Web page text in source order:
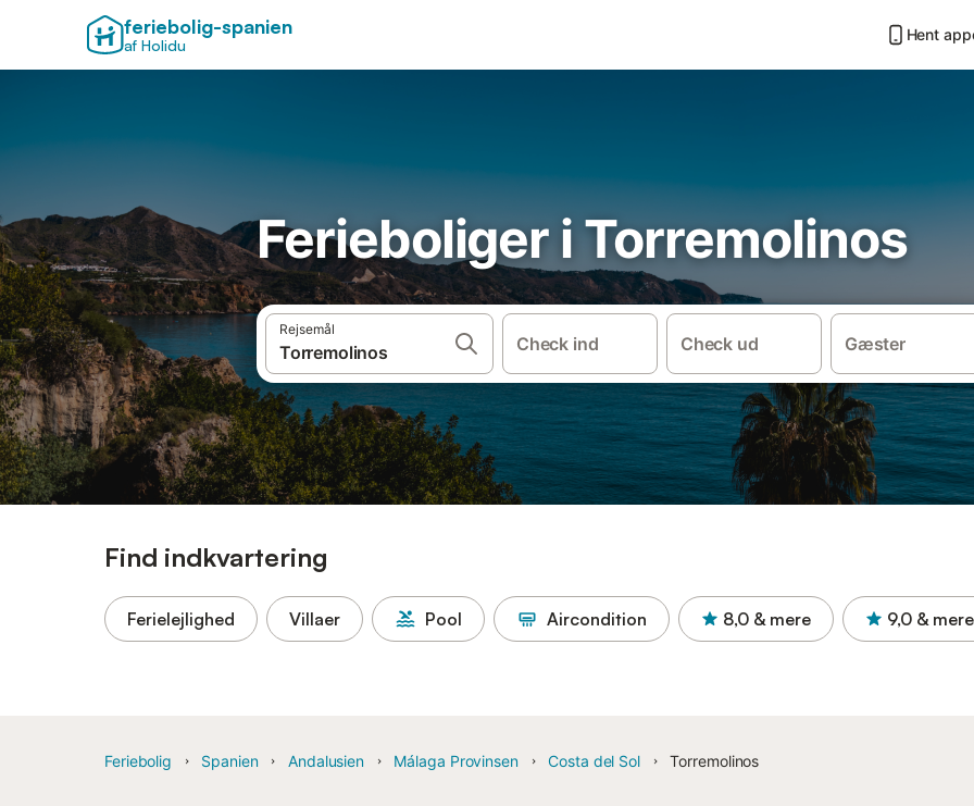
feriebolig-spanien
af Holidu
Hent
Ferieboliger i Torremolinos
Rejsemål
Check ind Check ud Gæster
Find indkvartering
Ferielejlighed Villaer Pool Aircondition 8,0 & mere 9,0 & mere
Feriebolig Spanien Andalusien Málaga Provinsen Costa del Sol Torremolinos